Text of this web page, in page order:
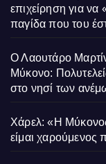
επιχείρηση για να
παγίδα που του
Ο Λαουτάρο
Μύκονο:
στο νησί των
Χάρελ: «Η Μύκονος
είμαι